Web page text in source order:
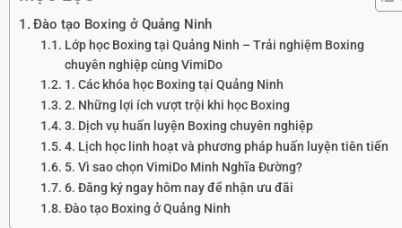
Đào tạo Boxing ở Quảng Ninh
Lớp học Boxing tại Quảng Ninh – Trải nghiệm Boxing
chuyên nghiệp cùng VimiDo
1. Các khóa học Boxing tại Quảng Ninh
2. Những lợi ích vượt trội khi học Boxing
3. Dịch vụ huấn luyện Boxing chuyên nghiệp
4. Lịch học linh hoạt và phương pháp huấn luyện tiên tiến
5. Vì sao chọn VimiDo Minh Nghĩa Đường?
6. Đăng ký ngay hôm nay để nhận ưu đãi
Đào tạo Boxing ở Quảng Ninh